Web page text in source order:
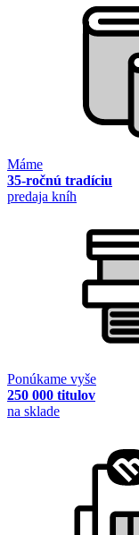
Máme
35-ročnú tradíciu
predaja kníh
Ponúkame vyše
250 000 titulov
na sklade